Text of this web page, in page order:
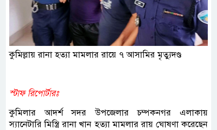
কুমিল্লায় রানা হত্যা মামলার রায়ে ৭ আসামির মৃত্যুদণ্ড
স্টাফ রিপোর্টারঃ
কুমিলার আদর্শ সদর উপজেলার চম্পকনগর এলাকায়
স্যানেটারি মিস্ত্রি রানা খান হত্যা মামলার রায় ঘোষণা করেছেন